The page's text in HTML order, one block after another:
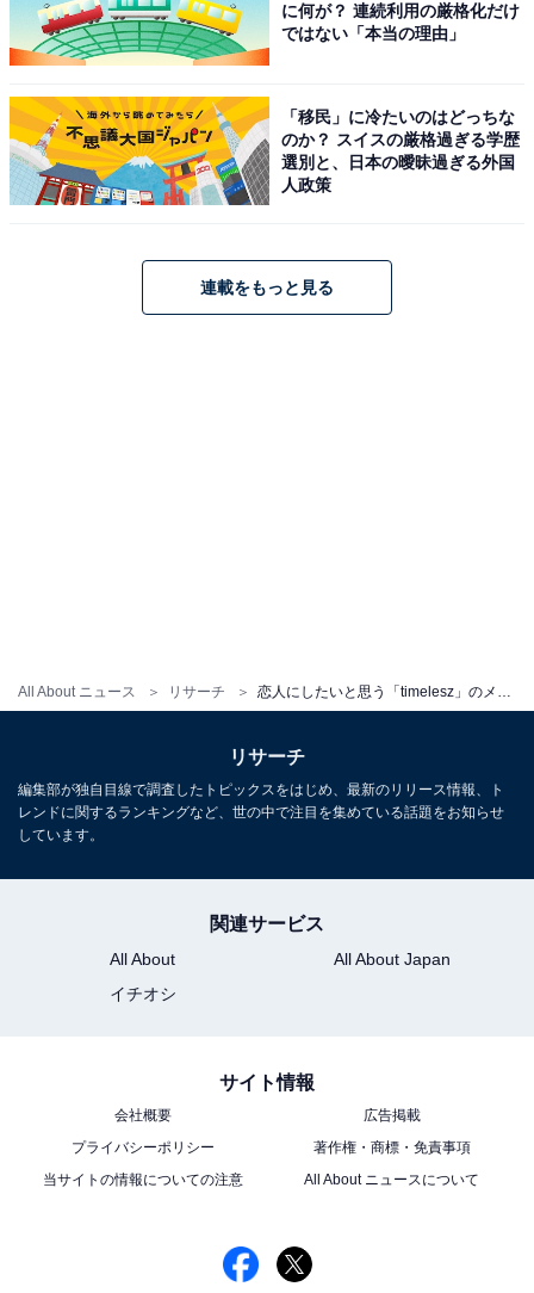
All About ニュース リサーチ 恋人にしたいと思う「timelesz」のメンバーランキング！ 2位「寺西拓人」を抑えた1位は？
に何が？ 連続利用の厳格化だけ
ではない「本当の理由」
「移民」に冷たいのはどっちな
のか？ スイスの厳格過ぎる学歴
選別と、日本の曖昧過ぎる外国
人政策
連載をもっと見る
リサーチ
編集部が独自目線で調査したトピックスをはじめ、最新のリリース情報、ト
レンドに関するランキングなど、世の中で注目を集めている話題をお知らせ
しています。
関連サービス
All About
All About Japan
イチオシ
サイト情報
会社概要
広告掲載
プライバシーポリシー
著作権・商標・免責事項
当サイトの情報についての注意
All About ニュースについて